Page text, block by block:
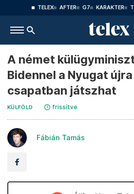
TELEX AFTER G7 KARAKTER
A német
Bidennel a Nyugat
csapatban játszhat
KÜLFÖLD frissítve
Fábián Tamás